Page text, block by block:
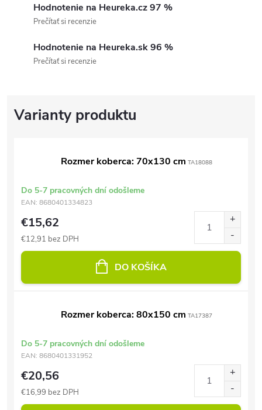
Hodnotenie na Heureka.cz 97 %
Prečítať si recenzie
Hodnotenie na Heureka.sk 96 %
Prečítať si recenzie
Rozmer koberca: 70x130 cm TA18088
Do 5-7 pracovných dní odošleme
EAN: 8680401334823
€15,62
€12,91 bez DPH
DO KOŠÍKA
Rozmer koberca: 80x150 cm TA17387
Do 5-7 pracovných dní odošleme
EAN: 8680401331952
€20,56
€16,99 bez DPH